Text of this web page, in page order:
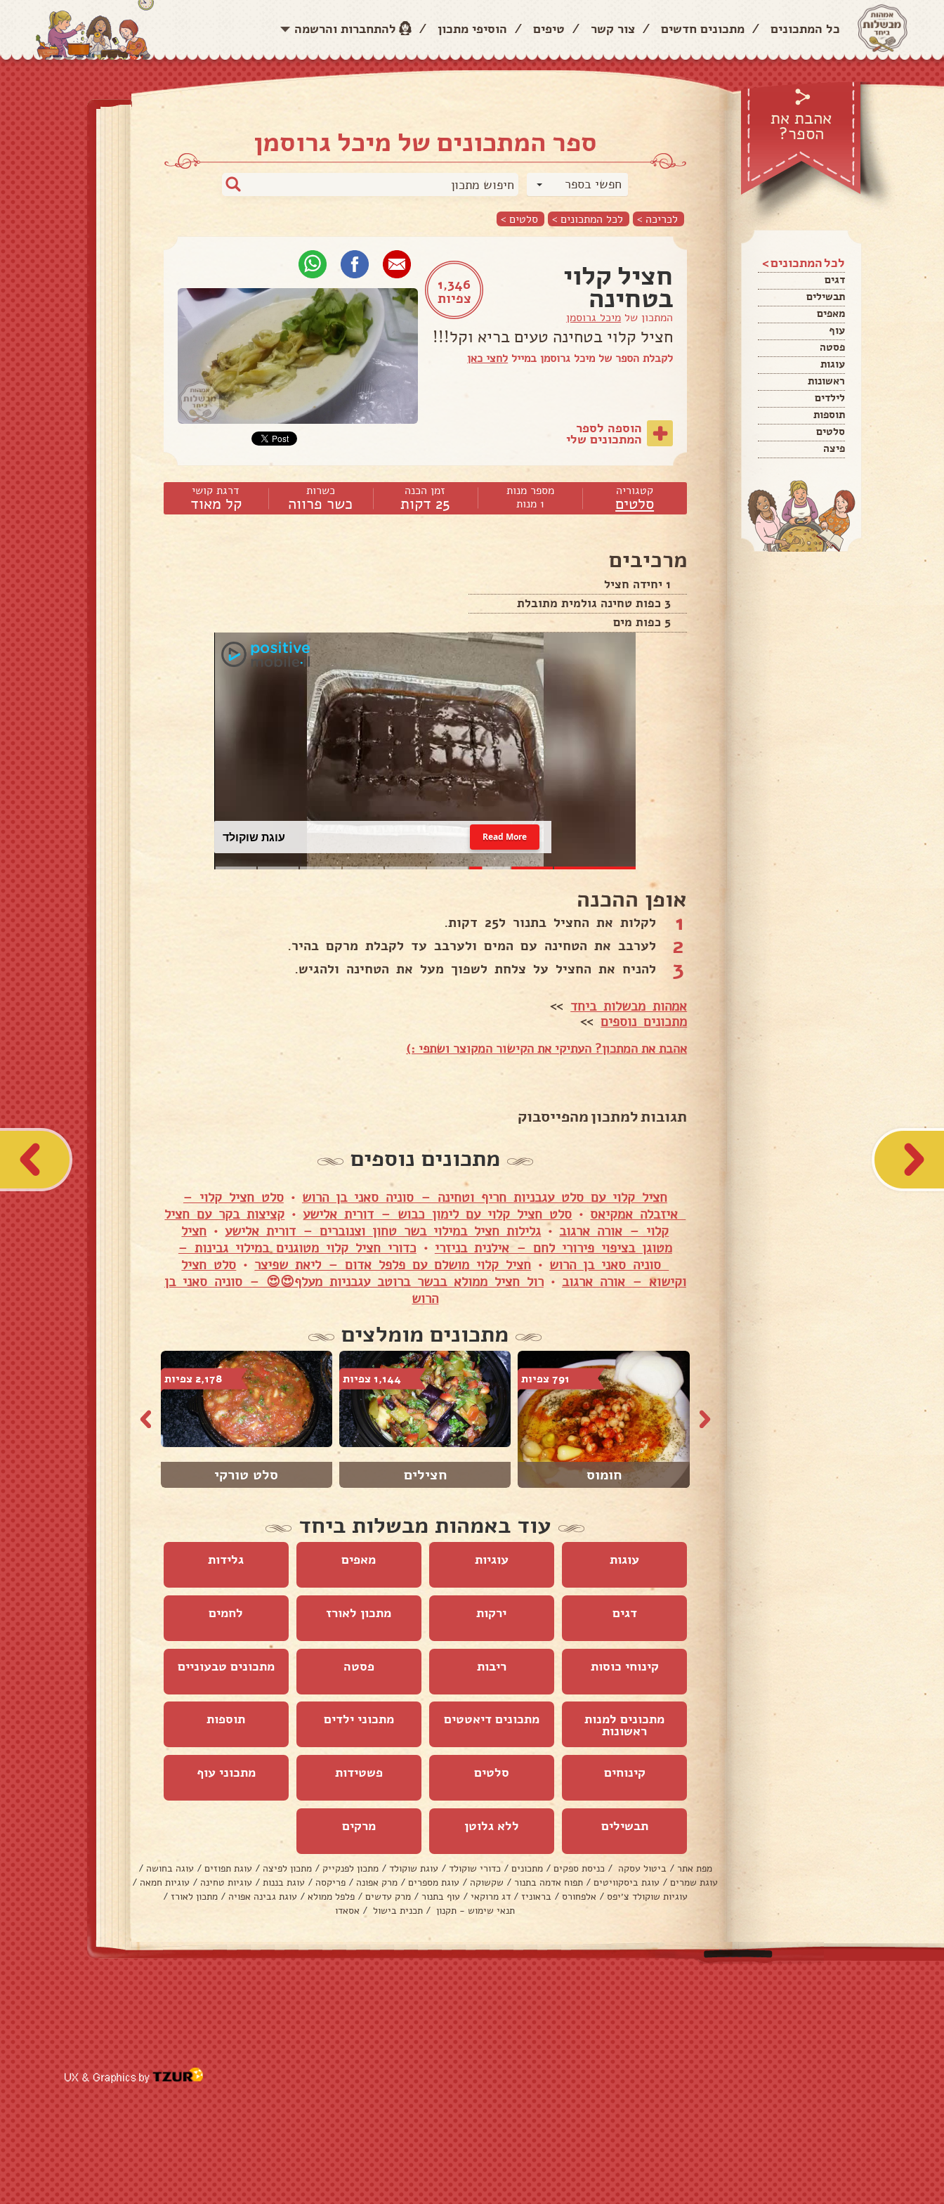
כל המתכונים / מתכונים חדשים / צור קשר / טיפים / הוסיפי מתכון / להתחברות והרשמה
אהבת את
הספר?
לכל המתכונים >
דגים
תבשילים
מאפים
עוף
פסטה
עוגות
ראשונות
לילדים
תוספות
סלטים
פיצה
ספר המתכונים של מיכל גרוסמן
חפשי בספר
לכריכה > לכל המתכונים > סלטים >
1,346
צפיות
חציל קלוי
בטחינה
המתכון של מיכל גרוסמן
חציל קלוי בטחינה טעים בריא וקל!!!
לקבלת הספר של מיכל גרוסמן במייל לחצי כאן
הוספה לספר
המתכונים שלי
קטגוריה
סלטים
מספר מנות
1 מנות
זמן הכנה
25 דקות
כשרות
כשר פרווה
דרגת קושי
קל מאוד
מרכיבים
1 יחידה חציל
3 כפות טחינה גולמית מתובלת
5 כפות מים
עוגת שוקולד Read More
אופן ההכנה
1 לקלות את החציל בתנור ל25 דקות.
2 לערבב את הטחינה עם המים ולערבב עד לקבלת מרקם בהיר.
3 להניח את החציל על צלחת לשפוך מעל את הטחינה ולהגיש.
אמהות מבשלות ביחד >>
מתכונים נוספים>>
אהבת את המתכון? העתיקי את הקישור המקוצר ושתפי :)
תגובות למתכון מהפייסבוק
מתכונים נוספים
חציל קלוי עם סלט עגבניות חריף וטחינה – סוניה סאני בן הרוש •סלט חציל קלוי –
איזבלה אמקיאס • סלט חציל קלוי עם לימון כבוש – דורית אלישע• קציצות בקר עם חציל
קלוי – אורה ארגוב • גלילות חציל במילוי בשר טחון וצנוברים – דורית אלישע• חציל
מטוגן בציפוי פירורי לחם – אילנית בניזרי • כדורי חציל קלוי מטוגנים במילוי גבינות –
סוניה סאני בן הרוש • חציל קלוי מושלם עם פלפל אדום – ליאת שפיצר • סלט חציל
וקישוא – אורה ארגוב •רול חציל ממולא בבשר ברוטב עגבניות מעלף😍😍 – סוניה סאני בן
הרוש
מתכונים מומלצים
סלט טאבולה-בריא...
791 צפיות
חומוס
1,144 צפיות
חצילים
2,178 צפיות
סלט טורקי
עוד באמהות מבשלות ביחד
עוגות עוגיות מאפים גלידות
דגים ירקות מתכון לאורז לחמים
קינוחי כוסות ריבות פסטה מתכונים טבעוניים
מתכונים למנות
ראשונות
מתכונים דיאטטים מתכוני ילדים תוספות
קינוחים סלטים פשטידות מתכוני עוף
תבשילים ללא גלוטן מרקים
מפת אתר / ביטול עסקה / כניסת ספקים / מתכונים / כדורי שוקולד / עוגת שוקולד / מתכון לפנקייק / מתכון לפיצה / עוגת תפוזים / עוגה בחושה /
עוגת שמרים / עוגת ביסקוויטים / תפוח אדמה בתנור / שקשוקה / עוגת מספרים / מרק אפונה / פריקסה / עוגת בננות / עוגיות טחינה / עוגיות חמאה /
עוגיות שוקולד צ׳יפס / אלפחורס / בראוניז / דג מרוקאי / עוף בתנור / מרק עדשים / פלפל ממולא / עוגת גבינה אפויה / מתכון לאורז /
תנאי שימוש - תקנון / תכנית בישול / אסאדו